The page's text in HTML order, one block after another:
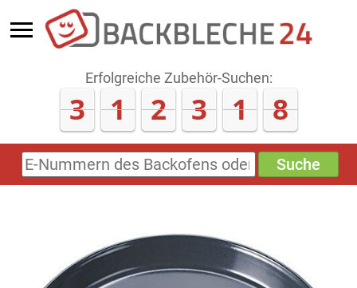
Erfolgreiche Zubehör-Suchen:
3 1 2 3 1 8
E-
Nummern
Sonderzeichen)
Suche